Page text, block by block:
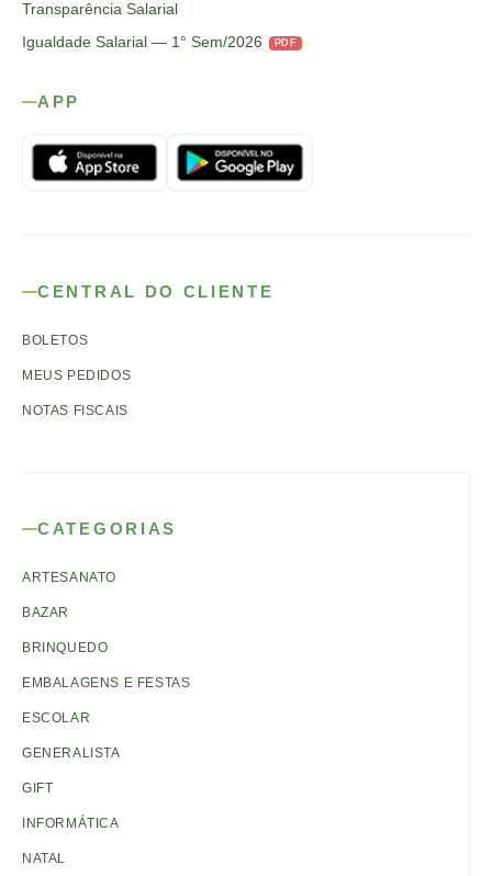
Transparência Salarial
Igualdade Salarial — 1° Sem/2026
PDF
APP
CENTRAL DO CLIENTE
BOLETOS
MEUS PEDIDOS
NOTAS FISCAIS
CATEGORIAS
ARTESANATO
BAZAR
BRINQUEDO
EMBALAGENS E FESTAS
ESCOLAR
GENERALISTA
GIFT
INFORMÁTICA
NATAL